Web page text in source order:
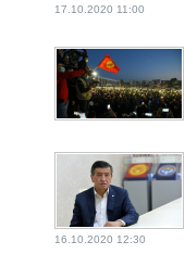
17.10.2020 11:00
16.10.2020 12:30